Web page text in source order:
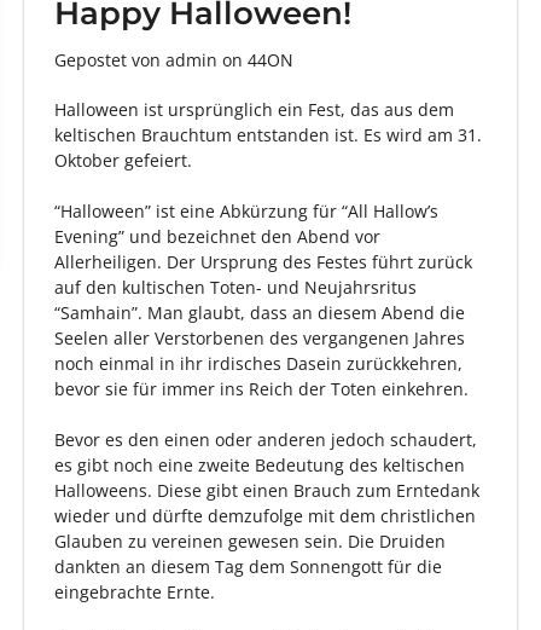
Happy Halloween!
Gepostet von admin on 44ON
Halloween ist ursprünglich ein Fest, das aus dem
keltischen Brauchtum entstanden ist. Es wird am 31.
Oktober gefeiert.
“Halloween” ist eine Abkürzung für “All Hallow’s
Evening” und bezeichnet den Abend vor
Allerheiligen. Der Ursprung des Festes führt zurück
auf den kultischen Toten- und Neujahrsritus
“Samhain”. Man glaubt, dass an diesem Abend die
Seelen aller Verstorbenen des vergangenen Jahres
noch einmal in ihr irdisches Dasein zurückkehren,
bevor sie für immer ins Reich der Toten einkehren.
Bevor es den einen oder anderen jedoch schaudert,
es gibt noch eine zweite Bedeutung des keltischen
Halloweens. Diese gibt einen Brauch zum Erntedank
wieder und dürfte demzufolge mit dem christlichen
Glauben zu vereinen gewesen sein. Die Druiden
dankten an diesem Tag dem Sonnengott für die
eingebrachte Ernte.